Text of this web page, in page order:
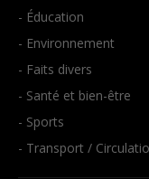
- Éducation
- Environnement
- Faits divers
- Santé et bien-être
- Sports
- Transport /